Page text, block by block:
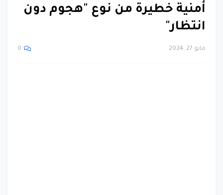
أمنية خطيرة من نوع "هجوم دون
انتظار"
مايو 27, 2024 0